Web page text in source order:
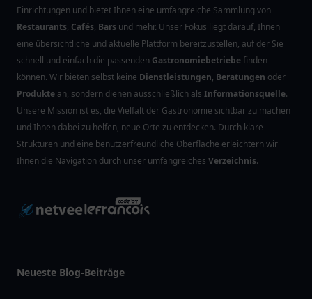
Einrichtungen und bietet Ihnen eine umfangreiche Sammlung von
Restaurants, Cafés, Bars und mehr. Unser Fokus liegt darauf, Ihnen
eine übersichtliche und aktuelle Plattform bereitzustellen, auf der Sie
schnell und einfach die passenden Gastronomiebetriebefinden
können. Wir bieten selbst keine Dienstleistungen, Beratungen oder
Produkte an, sondern dienen ausschließlich als Informationsquelle.
Unsere Mission ist es, die Vielfalt der Gastronomie sichtbar zu machen
und Ihnen dabei zu helfen, neue Orte zu entdecken. Durch klare
Strukturen und eine benutzerfreundliche Oberfläche erleichtern wir
Ihnen die Navigation durch unser umfangreiches Verzeichnis.
Neueste Blog-Beiträge